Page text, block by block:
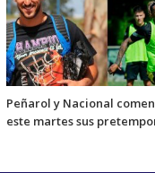
Peñarol y Nacional
este martes sus